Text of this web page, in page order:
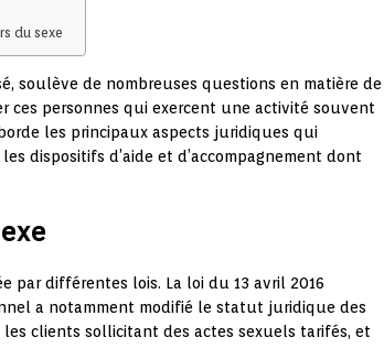
du sexe
soulève de nombreuses questions en matière de
personnes qui exercent une activité souvent
les principaux aspects juridiques qui
dispositifs d’aide et d’accompagnement dont
par différentes lois. La loi du 13 avril 2016
a notamment modifié le statut juridique des
clients sollicitant des actes sexuels tarifés, et